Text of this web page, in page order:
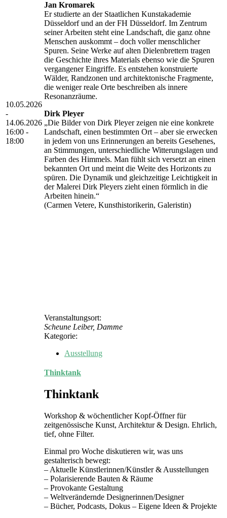
10.05.2026
-
14.06.2026
16:00 -
18:00
Jan Kromarek
Er studierte an der Staatlichen Kunstakademie
Düsseldorf und an der FH Düsseldorf. Im Zentrum
seiner Arbeiten steht eine Landschaft, die ganz ohne
Menschen auskommt – doch voller menschlicher
Spuren. Seine Werke auf alten Dielenbrettern tragen
die Geschichte ihres Materials ebenso wie die Spuren
vergangener Eingriffe. Es entstehen konstruierte
Wälder, Randzonen und architektonische Fragmente,
die weniger reale Orte beschreiben als innere
Resonanzräume.
Dirk Pleyer
„Die Bilder von Dirk Pleyer zeigen nie eine konkrete
Landschaft, einen bestimmten Ort – aber sie erwecken
in jedem von uns Erinnerungen an bereits Gesehenes,
an Stimmungen, unterschiedliche Witterungslagen und
Farben des Himmels. Man fühlt sich versetzt an einen
bekannten Ort und meint die Weite des Horizonts zu
spüren. Die Dynamik und gleichzeitige Leichtigkeit in
der Malerei Dirk Pleyers zieht einen förmlich in die
Arbeiten hinein.“
(Carmen Vetere, Kunsthistorikerin, Galeristin)
Veranstaltungsort:
Scheune Leiber, Damme
Kategorie:
Ausstellung
Thinktank
Thinktank
Workshop & wöchentlicher Kopf-Öffner für
zeitgenössische Kunst, Architektur & Design. Ehrlich,
tief, ohne Filter.
Einmal pro Woche diskutieren wir, was uns
gestalterisch bewegt:
– Aktuelle Künstlerinnen/Künstler & Ausstellungen
– Polarisierende Bauten & Räume
– Provokante Gestaltung
– Weltverändernde Designerinnen/Designer
– Bücher, Podcasts, Dokus – Eigene Ideen & Projekte